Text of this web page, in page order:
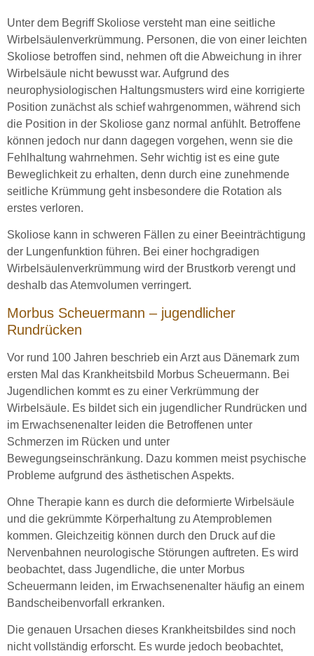
Unter dem Begriff Skoliose versteht man eine seitliche
Wirbelsäulenverkrümmung. Personen, die von einer leichten
Skoliose betroffen sind, nehmen oft die Abweichung in ihrer
Wirbelsäule nicht bewusst war. Aufgrund des
neurophysiologischen Haltungsmusters wird eine korrigierte
Position zunächst als schief wahrgenommen, während sich
die Position in der Skoliose ganz normal anfühlt. Betroffene
können jedoch nur dann dagegen vorgehen, wenn sie die
Fehlhaltung wahrnehmen. Sehr wichtig ist es eine gute
Beweglichkeit zu erhalten, denn durch eine zunehmende
seitliche Krümmung geht insbesondere die Rotation als
erstes verloren.
Skoliose kann in schweren Fällen zu einer Beeinträchtigung
der Lungenfunktion führen. Bei einer hochgradigen
Wirbelsäulenverkrümmung wird der Brustkorb verengt und
deshalb das Atemvolumen verringert.
Morbus Scheuermann – jugendlicher
Rundrücken
Vor rund 100 Jahren beschrieb ein Arzt aus Dänemark zum
ersten Mal das Krankheitsbild Morbus Scheuermann. Bei
Jugendlichen kommt es zu einer Verkrümmung der
Wirbelsäule. Es bildet sich ein jugendlicher Rundrücken und
im Erwachsenenalter leiden die Betroffenen unter
Schmerzen im Rücken und unter
Bewegungseinschränkung. Dazu kommen meist psychische
Probleme aufgrund des ästhetischen Aspekts.
Ohne Therapie kann es durch die deformierte Wirbelsäule
und die gekrümmte Körperhaltung zu Atemproblemen
kommen. Gleichzeitig können durch den Druck auf die
Nervenbahnen neurologische Störungen auftreten. Es wird
beobachtet, dass Jugendliche, die unter Morbus
Scheuermann leiden, im Erwachsenenalter häufig an einem
Bandscheibenvorfall erkranken.
Die genauen Ursachen dieses Krankheitsbildes sind noch
nicht vollständig erforscht. Es wurde jedoch beobachtet,